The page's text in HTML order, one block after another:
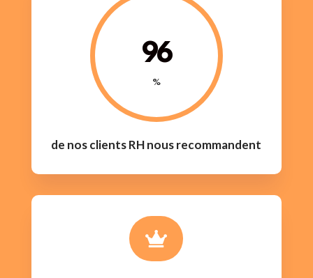
96
%
de nos clients RH nous recommandent
